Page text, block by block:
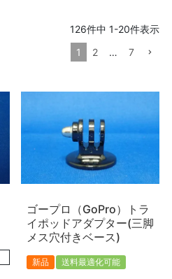
126件中 1-20件表示
1
2 … 7
ゴープロ（GoPro）トラ
イポッドアダプター(三脚
メス穴付きベース)
新品 送料最適化可能